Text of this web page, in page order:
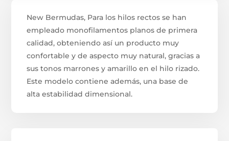
New Bermudas, Para los hilos rectos se han
empleado monofilamentos planos de primera
calidad, obteniendo así un producto muy
confortable y de aspecto muy natural, gracias a
sus tonos marrones y amarillo en el hilo rizado.
Este modelo contiene además, una base de
alta estabilidad dimensional.